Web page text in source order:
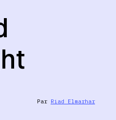
Par Riad Elmarhar